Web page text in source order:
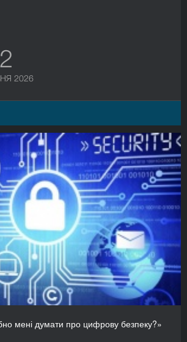
2026
мені думати про цифрову безпеку?»